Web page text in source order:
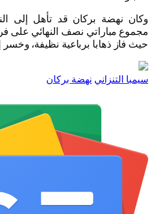
وكان نهضة بركان قد تأهل إلى
مجموع مباراتي نصف النهائي على
حيث فاز ذهابا برباعية نظيفة، وخسر
سيمبا التنزاني نهضة بركان